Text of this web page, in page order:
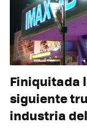
Finiquitada
siguiente
industria